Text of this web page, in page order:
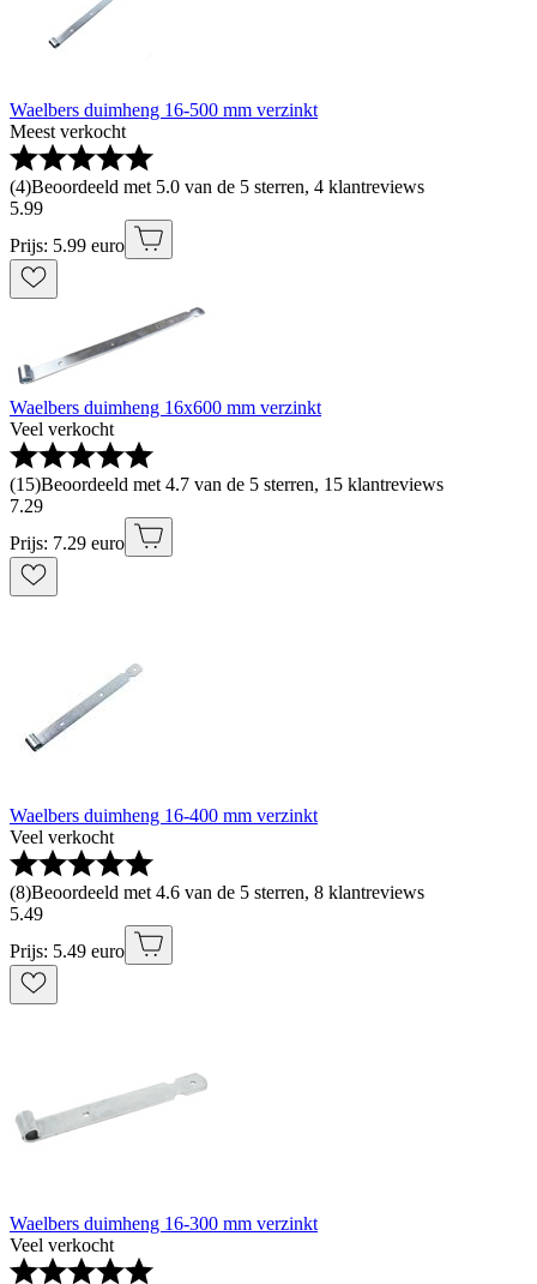
Waelbers duimheng 16-500 mm verzinkt
Meest verkocht
(4)Beoordeeld met 5.0 van de 5 sterren, 4 klantreviews
5.99
Prijs: 5.99 euro
Waelbers duimheng 16x600 mm verzinkt
Veel verkocht
(15)Beoordeeld met 4.7 van de 5 sterren, 15 klantreviews
7.29
Prijs: 7.29 euro
Waelbers duimheng 16-400 mm verzinkt
Veel verkocht
(8)Beoordeeld met 4.6 van de 5 sterren, 8 klantreviews
5.49
Prijs: 5.49 euro
Waelbers duimheng 16-300 mm verzinkt
Veel verkocht